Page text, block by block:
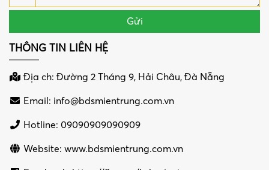
THÔNG TIN LIÊN HỆ
Địa ch: Đường 2 Tháng 9, Hải Châu, Đà Nẵng
Email: info@bdsmientrung.com.vn
Hotline: 09090909090909
Website: www.bdsmientrung.com.vn